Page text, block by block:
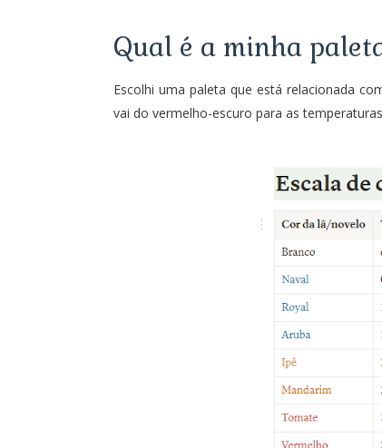
Qual é a minha
Escolhi uma paleta que está relacionada
vai do vermelho-escuro para as